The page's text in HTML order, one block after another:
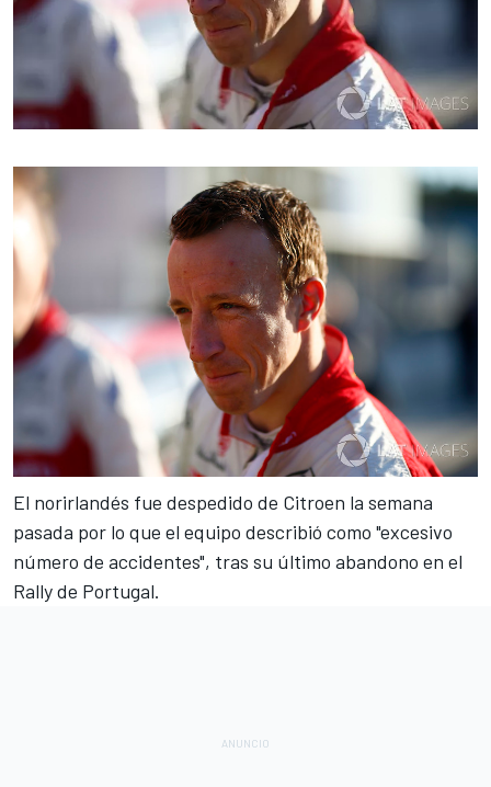
El norirlandés fue despedido de Citroen la semana
pasada por lo que el equipo describió como "excesivo
número de accidentes", tras su último abandono en el
Rally de Portugal.